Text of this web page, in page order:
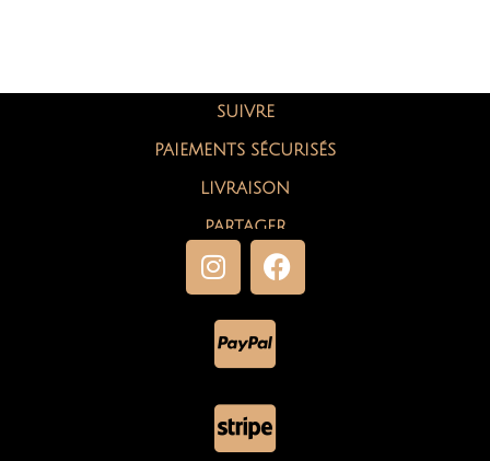
SUIVRE
PAIEMENTS SÉCURISÉS
LIVRAISON
PARTAGER